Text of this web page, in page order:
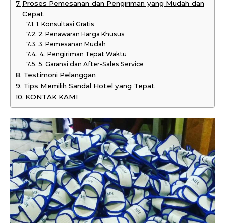
Proses Pemesanan dan Pengiriman yang Mudah dan
Cepat
1. Konsultasi Gratis
2. Penawaran Harga Khusus
3. Pemesanan Mudah
4. Pengiriman Tepat Waktu
5. Garansi dan After-Sales Service
Testimoni Pelanggan
Tips Memilih Sandal Hotel yang Tepat
KONTAK KAMI